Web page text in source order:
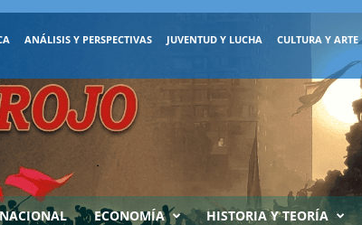
ANÁLISIS Y PERSPECTIVAS JUVENTUD Y LUCHA CULTURA Y ARTE
ECONOMÍA HISTORIA Y TEORÍA